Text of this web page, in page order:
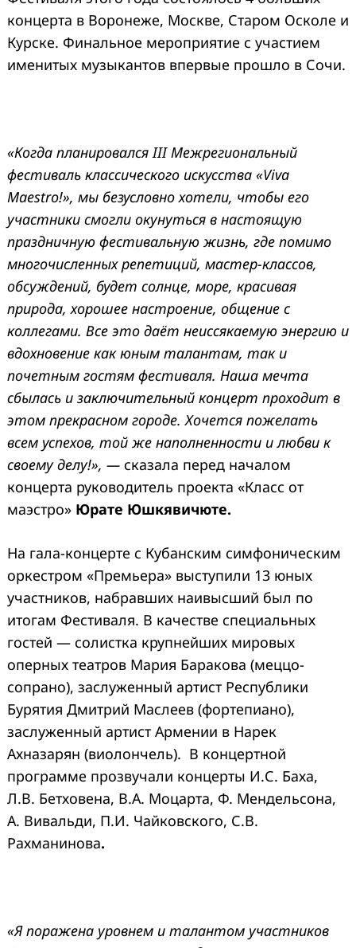
концерта в Воронеже, Москве, Старом Осколе и
Курске. Финальное мероприятие с участием
именитых музыкантов впервые прошло в Сочи.
«Когда планировалсяIIIМежрегиональный
фестиваль классического искусства «Viva
Maestro!», мы безусловно хотели, чтобы его
участники смогли окунуться в настоящую
праздничную фестивальную жизнь, где помимо
многочисленных репетиций, мастер-классов,
обсуждений, будет солнце, море, красивая
природа, хорошее настроение, общение с
коллегами. Все это даёт неиссякаемую энергию и
вдохновение как юным талантам, так и
почетным гостям фестиваля. Наша мечта
сбылась и заключительный концерт проходит в
этом прекрасном городе. Хочется пожелать
всем успехов, той же наполненности и любви к
своему делу!», — сказала перед началом
концерта руководитель проекта «Класс от
маэстро» Юрате Юшкявичюте.
На гала-концерте с Кубанским симфоническим
оркестром «Премьера» выступили 13 юных
участников, набравших наивысший был по
итогам Фестиваля. В качестве специальных
гостей — солистка крупнейших мировых
оперных театров Мария Баракова (меццо-
сопрано), заслуженный артист Республики
Бурятия Дмитрий Маслеев (фортепиано),
заслуженный артист Армении в Нарек
Ахназарян (виолончель). В концертной
программе прозвучали концерты И.С. Баха,
Л.В. Бетховена, В.А. Моцарта, Ф. Мендельсона,
А. Вивальди, П.И. Чайковского, С.В.
Рахманинова.
«Я поражена уровнем и талантом участников